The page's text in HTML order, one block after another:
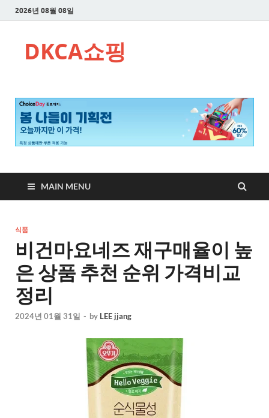
2026년 08월 08일
DKCA쇼핑
MAIN MENU
식품
비건마요네즈 재구매율이 높
은 상품 추천 순위 가격비교
정리
2024년 01월 31일 - by LEE jjang